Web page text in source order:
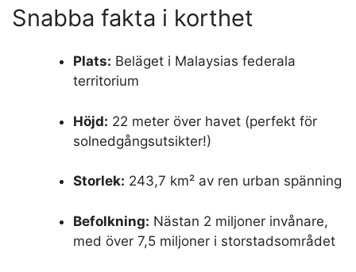
Snabba fakta i korthet
Plats: Beläget i Malaysias federala
territorium
Höjd: 22 meter över havet (perfekt för
solnedgångsutsikter!)
Storlek: 243,7 km² av ren urban spänning
Befolkning: Nästan 2 miljoner invånare,
med över 7,5 miljoner i storstadsområdet